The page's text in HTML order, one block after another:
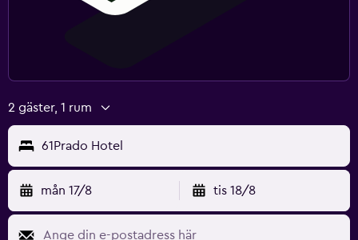
2 gäster, 1 rum
61Prado Hotel
mån 17/8 tis 18/8